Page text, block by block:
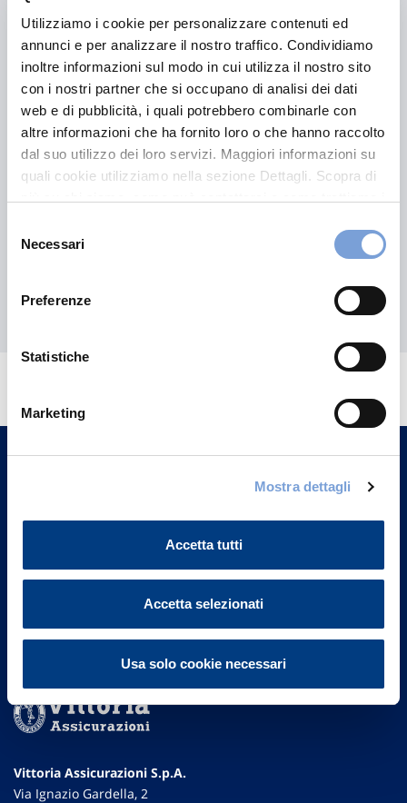
Utilizziamo i cookie per personalizzare contenuti ed
annunci e per analizzare il nostro traffico. Condividiamo
inoltre informazioni sul modo in cui utilizza il nostro sito
con i nostri partner che si occupano di analisi dei dati
web e di pubblicità, i quali potrebbero combinarle con
altre informazioni che ha fornito loro o che hanno raccolto
dal suo utilizzo dei loro servizi. Maggiori informazioni su
quali cookie utilizziamo nella sezione Dettagli. Scopra di
può trovare nel footer del sito nella sezione "Informativa
delNecessari
Preferenze
Statistiche
Marketing
Mostra dettagli
Accetta tutti
Accetta selezionati
Usa solo cookie necessari
Vittoria MultiAsset Selection
Unico II – NON IN
COLLOCAMENTO
Hai bisogno di
Trova l'Agenzia più vicina a te e parla con
Vittoria Assicurazioni S.p.A.
Via Ignazio Gardella, 2